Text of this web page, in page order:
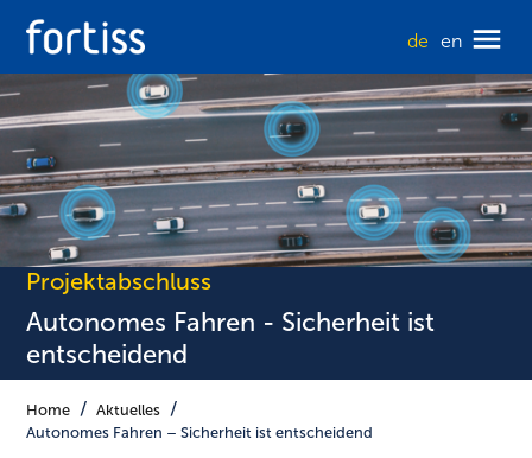
de en
Projektabschluss
Autonomes Fahren - Sicherheit ist
entscheidend
Home
Aktuelles
Autonomes Fahren – Sicherheit ist entscheidend